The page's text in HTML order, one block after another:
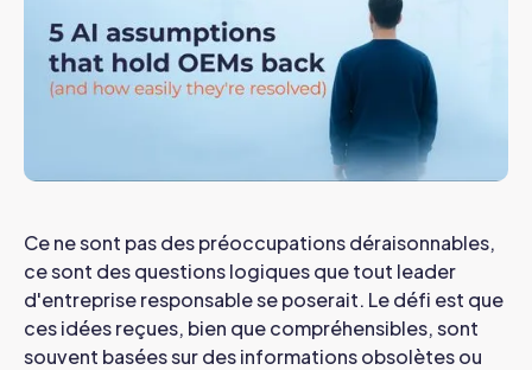
Ce ne sont pas des préoccupations déraisonnables,
ce sont des questions logiques que tout leader
d'entreprise responsable se poserait. Le défi est que
ces idées reçues, bien que compréhensibles, sont
souvent basées sur des informations obsolètes ou